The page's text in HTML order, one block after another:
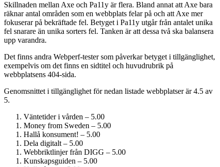
Skillnaden mellan Axe och Pa11y är flera. Bland annat att Axe bara
räknar antal områden som en webbplats felar på och att Axe mer
fokuserar på bekräftade fel. Betyget i Pa11y utgår från antalet unika
fel snarare än unika sorters fel. Tanken är att dessa två ska balansera
upp varandra.
Det finns andra Webperf-tester som påverkar betyget i tillgänglighet,
exempelvis om det finns en sidtitel och huvudrubrik på
webbplatsens 404-sida.
Genomsnittet i tillgänglighet för nedan listade webbplatser är 4.5 av
5.
Väntetider i vården – 5.00
Money from Sweden – 5.00
Hallå konsument! – 5.00
Dela digitalt – 5.00
Webbriktlinjer från DIGG – 5.00
Kunskapsguiden – 5.00